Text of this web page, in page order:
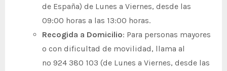
de España) de Lunes a Viernes, desde las
09:00 horas a las 13:00 horas.
Recogida a Domicilio: Para personas mayores
o con dificultad de movilidad, llama al
nº 924 380 103 (de Lunes a Viernes, desde las